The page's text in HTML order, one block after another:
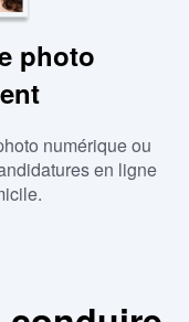
photo
numérique ou
en ligne